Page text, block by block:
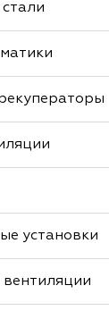
установки
вентиляции